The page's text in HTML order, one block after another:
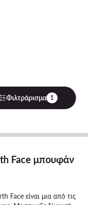
Φιλτράρισμα 1
Face μπουφάν
Face είναι μια από τις